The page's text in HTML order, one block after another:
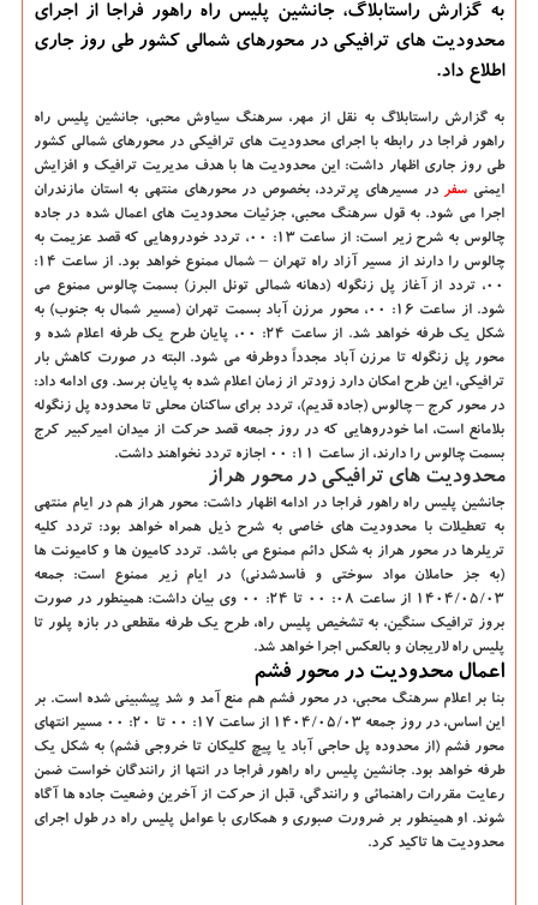
به گزارش راستابلاگ، جانشین پلیس راه راهور فراجا از اجرای
محدودیت های ترافیکی در محورهای شمالی کشور طی روز جاری
اطلاع داد.
به گزارش راستابلاگ به نقل از مهر، سرهنگ سیاوش محبی، جانشین پلیس راه
راهور فراجا در رابطه با اجرای محدودیت های ترافیکی در محورهای شمالی کشور
طی روز جاری اظهار داشت: این محدودیت ها با هدف مدیریت ترافیک و افزایش
ایمنی سفر در مسیرهای پرتردد، بخصوص در محورهای منتهی به استان مازندران
اجرا می شود. به قول سرهنگ محبی، جزئیات محدودیت های اعمال شده در جاده
چالوس به شرح زیر است: از ساعت ۱۳: ۰۰، تردد خودروهایی که قصد عزیمت به
چالوس را دارند از مسیر آزاد راه تهران – شمال ممنوع خواهد بود. از ساعت ۱۴:
۰۰، تردد از آغاز پل زنگوله (دهانه شمالی تونل البرز) بسمت چالوس ممنوع می
شود. از ساعت ۱۶: ۰۰، محور مرزن آباد بسمت تهران (مسیر شمال به جنوب) به
شکل یک طرفه خواهد شد. از ساعت ۲۴: ۰۰، پایان طرح یک طرفه اعلام شده و
محور پل زنگوله تا مرزن آباد مجدداً دوطرفه می شود. البته در صورت کاهش بار
ترافیکی، این طرح امکان دارد زودتر از زمان اعلام شده به پایان برسد. وی ادامه داد:
در محور کرج – چالوس (جاده قدیم)، تردد برای ساکنان محلی تا محدوده پل زنگوله
بلامانع است، اما خودروهایی که در روز جمعه قصد حرکت از میدان امیرکبیر کرج
بسمت چالوس را دارند، از ساعت ۱۱: ۰۰ اجازه تردد نخواهند داشت.
محدودیت های ترافیکی در محور هراز
جانشین پلیس راه راهور فراجا در ادامه اظهار داشت: محور هراز هم در ایام منتهی
به تعطیلات با محدودیت های خاصی به شرح ذیل همراه خواهد بود: تردد کلیه
تریلرها در محور هراز به شکل دائم ممنوع می باشد. تردد کامیون ها و کامیونت ها
(به جز حاملان مواد سوختی و فاسدشدنی) در ایام زیر ممنوع است: جمعه
۱۴۰۴/۰۵/۰۳ از ساعت ۰۸: ۰۰ تا ۲۴: ۰۰ وی بیان داشت: همینطور در صورت
بروز ترافیک سنگین، به تشخیص پلیس راه، طرح یک طرفه مقطعی در بازه پلور تا
پلیس راه لاریجان و بالعکس اجرا خواهد شد.
اعمال محدودیت در محور فشم
بنا بر اعلام سرهنگ محبی، در محور فشم هم منع آمد و شد پیشبینی شده است. بر
این اساس، در روز جمعه ۱۴۰۴/۰۵/۰۳ از ساعت ۱۷: ۰۰ تا ۲۰: ۰۰ مسیر انتهای
محور فشم (از محدوده پل حاجی آباد یا پیچ کلیکان تا خروجی فشم) به شکل یک
طرفه خواهد بود. جانشین پلیس راه راهور فراجا در انتها از رانندگان خواست ضمن
رعایت مقررات راهنمائی و رانندگی، قبل از حرکت از آخرین وضعیت جاده ها آگاه
شوند. او همینطور بر ضرورت صبوری و همکاری با عوامل پلیس راه در طول اجرای
محدودیت ها تاکید کرد.